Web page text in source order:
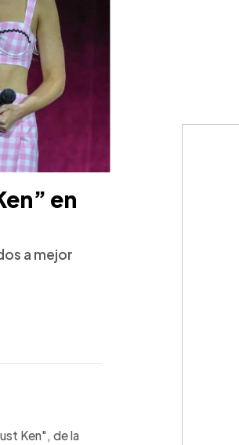
en
a mejor
Ken", de la